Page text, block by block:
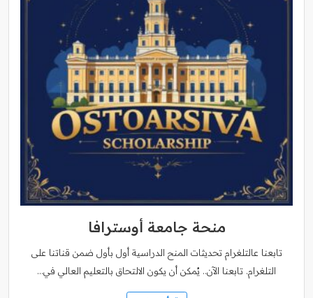
منحة جامعة أوسترافا
تابعنا عالتلغرام تحديثات المنح الدراسية أول بأول ضمن قناتنا على
التلغرام. تابعنا الآن.. يُمكن أن يكون الالتحاق بالتعليم العالي في…